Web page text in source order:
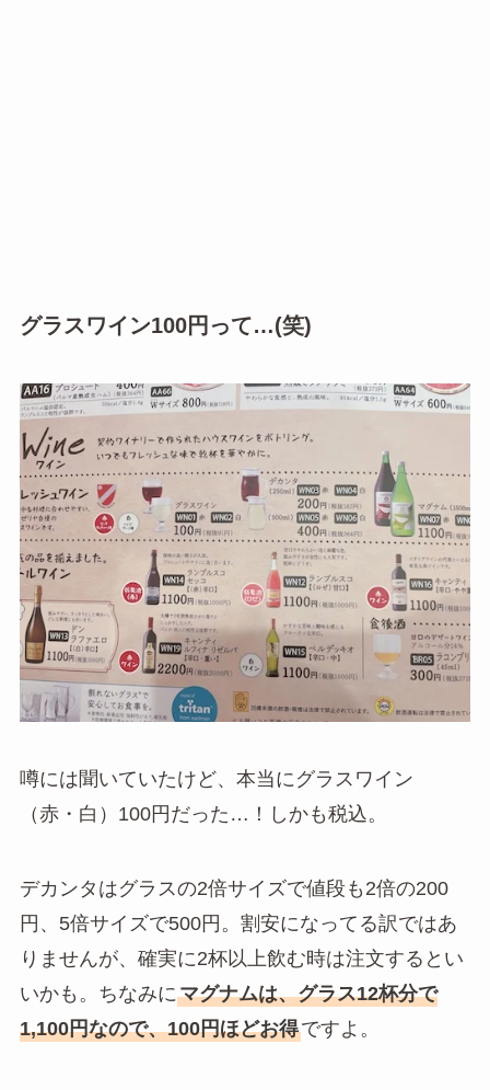
グラスワイン100円って…(笑)
噂には聞いていたけど、本当にグラスワイン
（赤・白）100円だった…！しかも税込。
デカンタはグラスの2倍サイズで値段も2倍の200
円、5倍サイズで500円。割安になってる訳ではあ
りませんが、確実に2杯以上飲む時は注文するとい
いかも。ちなみにマグナムは、グラス12杯分で
1,100円なので、100円ほどお得ですよ。